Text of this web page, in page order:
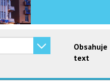
Obsahuje
text